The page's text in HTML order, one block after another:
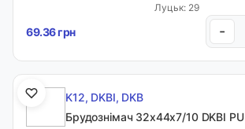
Луцьк: 29
69.36 грн -
K12, DKBI, DKB
Брудознімач 32х44х7/10 DKBI PU